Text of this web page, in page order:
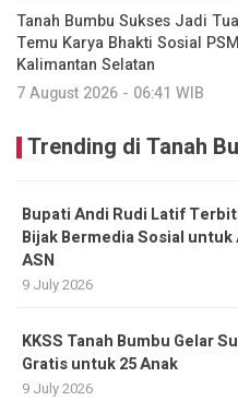
Tanah Bumbu Sukses Jadi
Temu Karya Bhakti Sosial
Kalimantan Selatan
7 August 2026 - 06:41 WIB
Trending di Tanah
Bupati Andi Rudi Latif
Bijak Bermedia Sosial untuk
ASN
9 July 2026
KKSS Tanah Bumbu Gelar
Gratis untuk 25 Anak
9 July 2026